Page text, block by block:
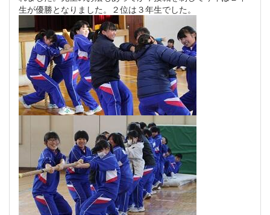
生が優勝となりました。２位は３年生でした。